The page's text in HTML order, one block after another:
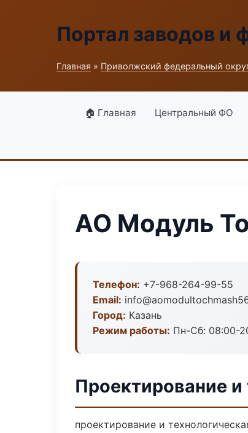
Портал заводов и
Главная » Приволжский федеральный
🏠 Главная Центральный ФО
АО Модуль
Телефон: +7-968-264-99-55
Email:
Город: Казань
Режим работы: Пн-Сб: 08:00-
Проектирование и
проектирование и